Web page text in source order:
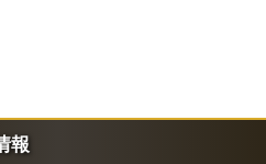
特性/弱点
報